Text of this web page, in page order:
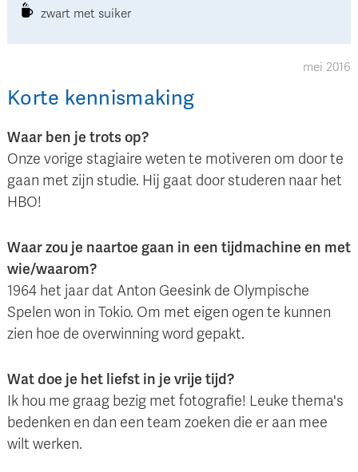
zwart met suiker
mei 2016
Korte kennismaking
Waar ben je trots op?
Onze vorige stagiaire weten te motiveren om door te
gaan met zijn studie. Hij gaat door studeren naar het
HBO!
Waar zou je naartoe gaan in een tijdmachine en met
wie/waarom?
1964 het jaar dat Anton Geesink de Olympische
Spelen won in Tokio. Om met eigen ogen te kunnen
zien hoe de overwinning word gepakt.
Wat doe je het liefst in je vrije tijd?
Ik hou me graag bezig met fotografie! Leuke thema's
bedenken en dan een team zoeken die er aan mee
wilt werken.